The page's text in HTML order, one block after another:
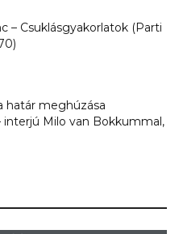
– Csuklásgyakorlatok (Parti
határ meghúzása
interjú Milo van Bokkummal,